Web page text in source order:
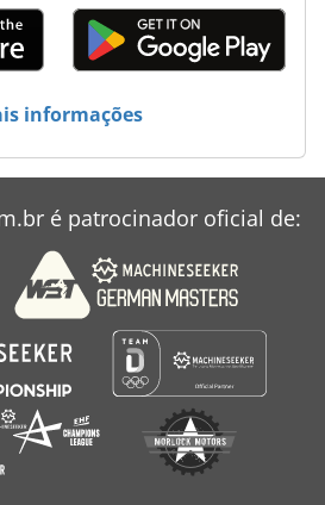
informações
é patrocinador oficial de: